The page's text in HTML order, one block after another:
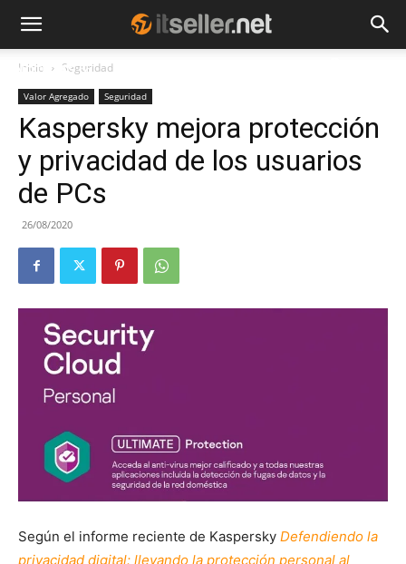
NOTICIAS
Inicio Seguridad
Valor Agregado Seguridad
Kaspersky mejora protección
y privacidad de los usuarios
de PCs
26/08/2020
Según el informe reciente de Kaspersky Defendiendo la
privacidad digital: llevando la protección personal al